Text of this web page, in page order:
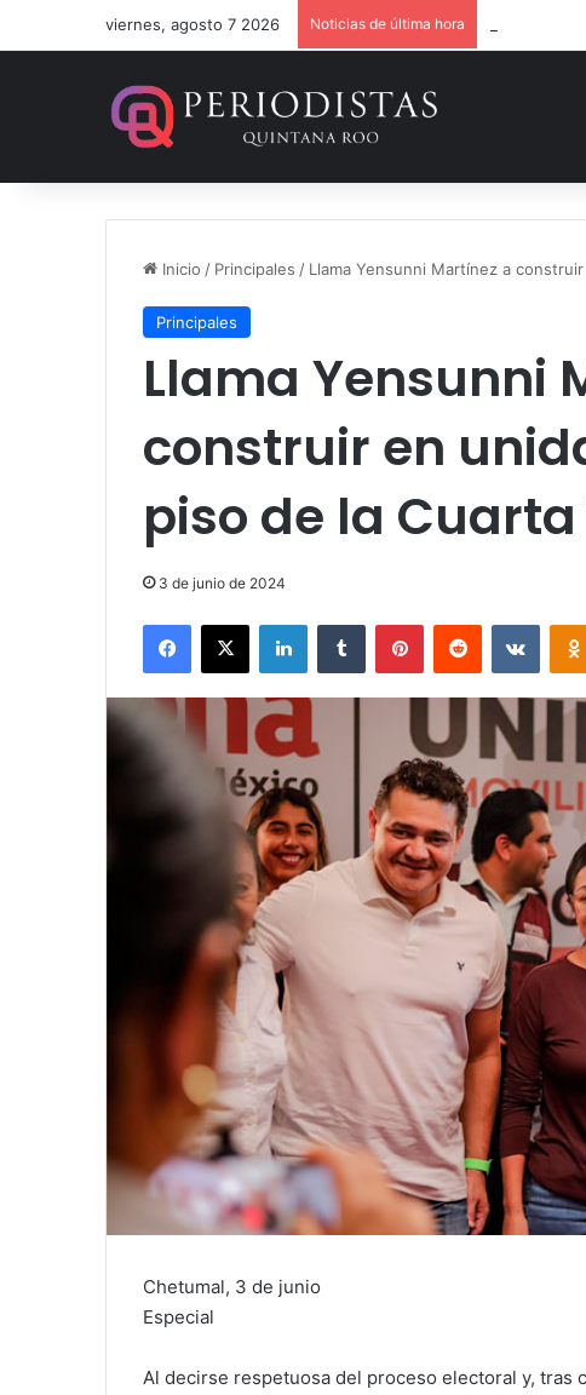
viernes, agosto 7 2026 Noticias de última hora
Inicio / Principales / Llama Yensunni Martínez a
Principales
Llama Yensunni
construir en
piso de la
3 de junio de 2024
Facebook
X LinkedInTumblr PinterestReddit
Chetumal, 3 de junio
Especial
Al decirse respetuosa del proceso electoral y, tras